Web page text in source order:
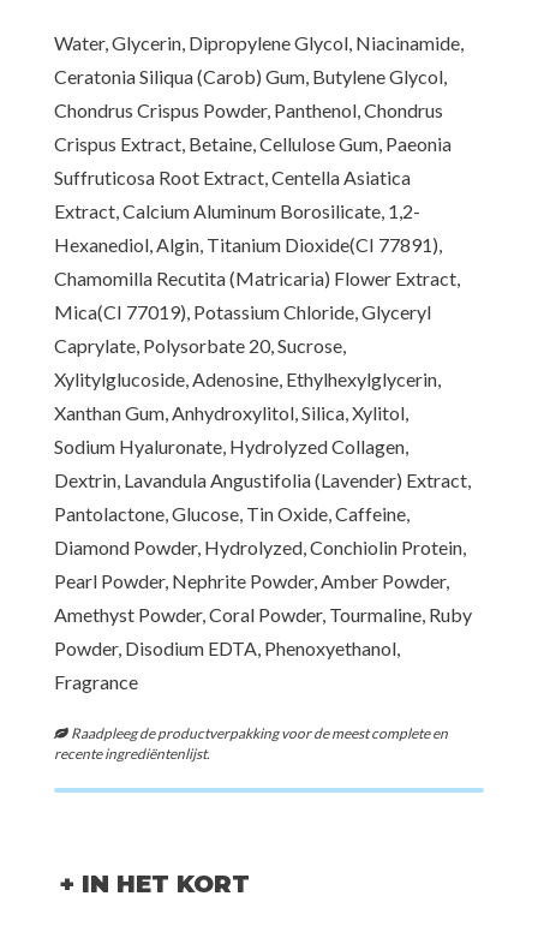
Water, Glycerin, Dipropylene Glycol, Niacinamide,
Ceratonia Siliqua (Carob) Gum, Butylene Glycol,
Chondrus Crispus Powder, Panthenol, Chondrus
Crispus Extract, Betaine, Cellulose Gum, Paeonia
Suffruticosa Root Extract, Centella Asiatica
Extract, Calcium Aluminum Borosilicate, 1,2-
Hexanediol, Algin, Titanium Dioxide(CI 77891),
Chamomilla Recutita (Matricaria) Flower Extract,
Mica(CI 77019), Potassium Chloride, Glyceryl
Caprylate, Polysorbate 20, Sucrose,
Xylitylglucoside, Adenosine, Ethylhexylglycerin,
Xanthan Gum, Anhydroxylitol, Silica, Xylitol,
Sodium Hyaluronate, Hydrolyzed Collagen,
Dextrin, Lavandula Angustifolia (Lavender) Extract,
Pantolactone, Glucose, Tin Oxide, Caffeine,
Diamond Powder, Hydrolyzed, Conchiolin Protein,
Pearl Powder, Nephrite Powder, Amber Powder,
Amethyst Powder, Coral Powder, Tourmaline, Ruby
Powder, Disodium EDTA, Phenoxyethanol,
Fragrance
Raadpleeg de productverpakking voor de meest complete en
recente ingrediëntenlijst.
+ IN HET KORT